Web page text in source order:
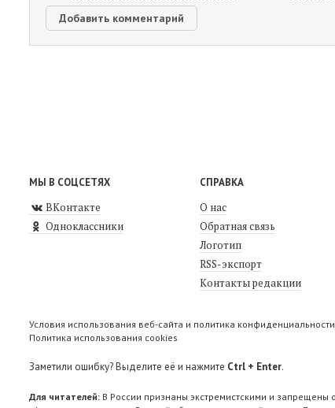
МЫ В СОЦСЕТЯХ
ВКонтакте
Одноклассники
СПРАВКА
О нас
Обратная связь
Логотип
RSS-экспорт
Контакты редакции
Условия использования веб-сайта и политика
Политика использования cookies
Заметили ошибку? Выделите её и нажмите Ctrl + Enter.
Для читателей: В России признаны экстремистскими и